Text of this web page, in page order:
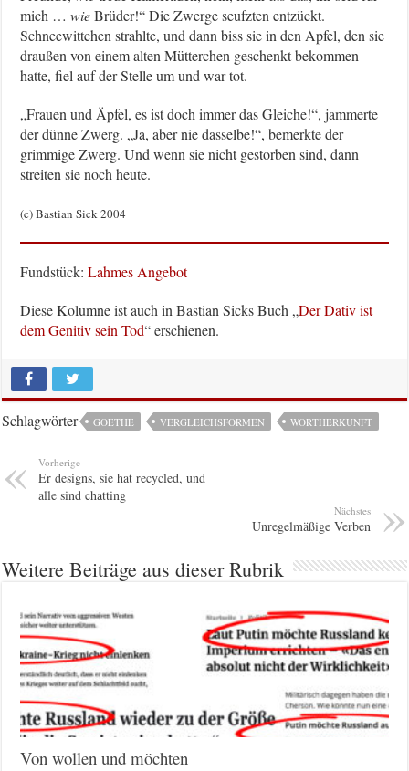
mich …wieBrüder!“ Die Zwerge seufzten entzückt.
Schneewittchen strahlte, und dann biss sie in den Apfel, den sie
draußen von einem alten Mütterchen geschenkt bekommen
hatte, fiel auf der Stelle um und war tot.
„Frauen und Äpfel, es ist doch immer das Gleiche!“, jammerte
der dünne Zwerg. „Ja, aber nie dasselbe!“, bemerkte der
grimmige Zwerg. Und wenn sie nicht gestorben sind, dann
streiten sie noch heute.
(c) Bastian Sick 2004
Fundstück:Lahmes Angebot
Diese Kolumne ist auch in Bastian Sicks Buch „Der Dativ ist
dem Genitiv sein Tod“ erschienen.
Schlagwörter GOETHE VERGLEICHSFORMEN WORTHERKUNFT
Vorherige
Er designs, sie hat recycled, und
alle sind chatting
Nächstes
Unregelmäßige Verben
Weitere Beiträge aus dieser Rubrik
Von wollen und möchten